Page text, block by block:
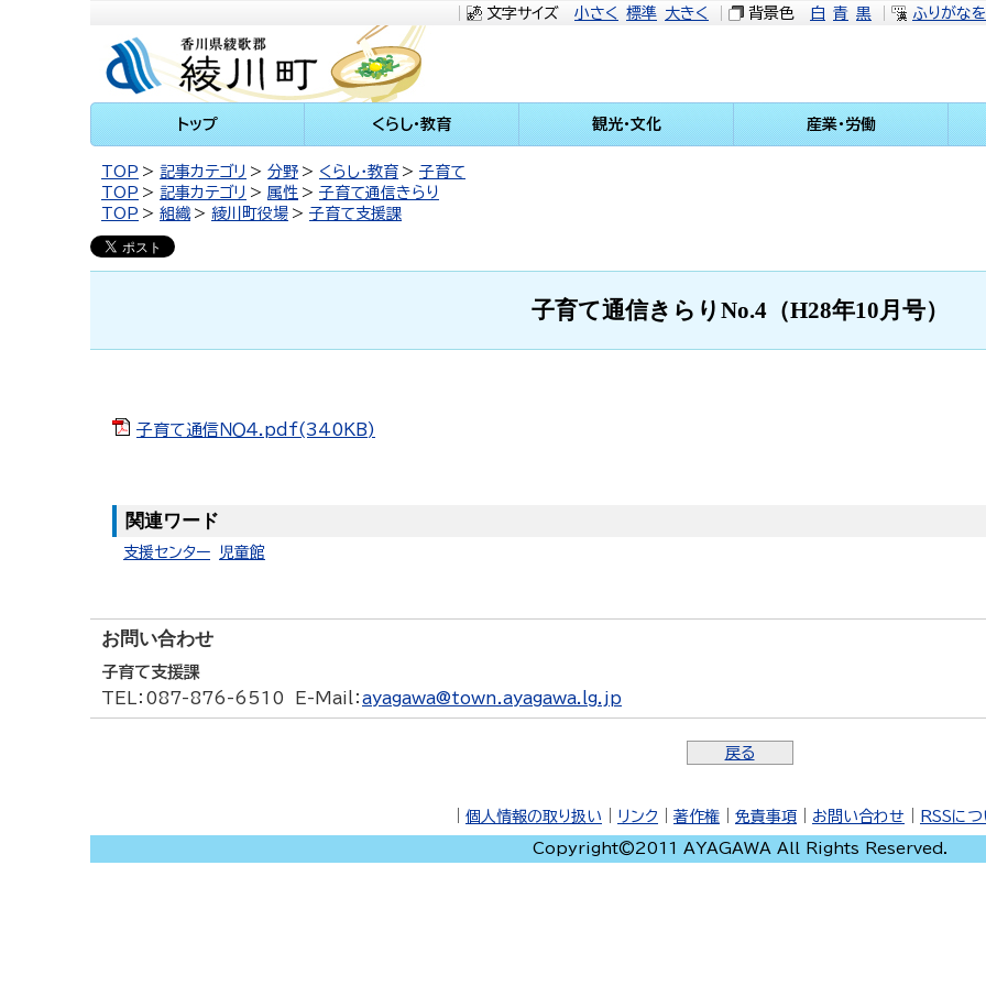
文字サイズ 小さく 標準 大きく 背景色 白 青 黒 ふりがな
川町
トップ くらし・教育 観光・文化 産業・労働
TOP 記事カテゴリ 分野 くらし・教育
子育て
TOP
記事カテゴリ 属性
子育て通信きらり
TOP
組織 綾川町役場 子育て支援課
子育て通信きらりNo.4（H28年10月号）
子育て通信ＮＯ４.pdf(340KB)
関連ワード
支援センター 児童館
お問い合わせ
子育て支援課
TEL ：087-876-6510 E-Mail ： ayagawa@town.ayagawa.lg.jp
戻る
個人情報の取り扱い リンク 著作権 免責事項 お問い合わせ RSSにつ
Copyright©2011 AYAGAWA All Rights Reserved.